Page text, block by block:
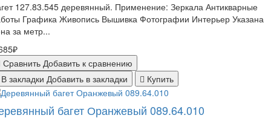
127.83.545 деревянный. Применение: Зеркала Антикварные
Графика Живопись Вышивка Фотографии Интерьер Указана
за метр...
Сравнить Добавить к сравнению
закладки Добавить в закладки Купить
багет Оранжевый 089.64.010